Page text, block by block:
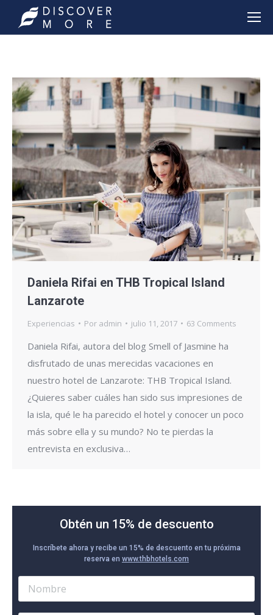
Daniela Rifai en THB Tropical Island
Lanzarote
Experiencias Por admin julio 11, 2017 63 Comments
Daniela Rifai, autora del blog Smell of Jasmine ha
disfrutado de unas merecidas vacaciones en
nuestro hotel de Lanzarote: THB Tropical Island.
¿Quieres saber cuáles han sido sus impresiones de
la isla, qué le ha parecido el hotel y conocer un poco
más sobre ella y su mundo? No te pierdas la
entrevista en exclusiva…
Obtén un 15% de descuento
Inscríbete ahora y recibe un 15% de descuento en tu próxima
reserva en www.thbhotels.com